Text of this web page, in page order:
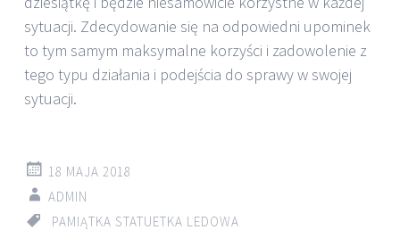
sytuacji. Zdecydowanie się na odpowiedni upominek
to tym samym maksymalne korzyści i zadowolenie z
tego typu działania i podejścia do sprawy w swojej
sytuacji.
18 MAJA 2018
ADMIN
PAMIĄTKA STATUETKA LEDOWA